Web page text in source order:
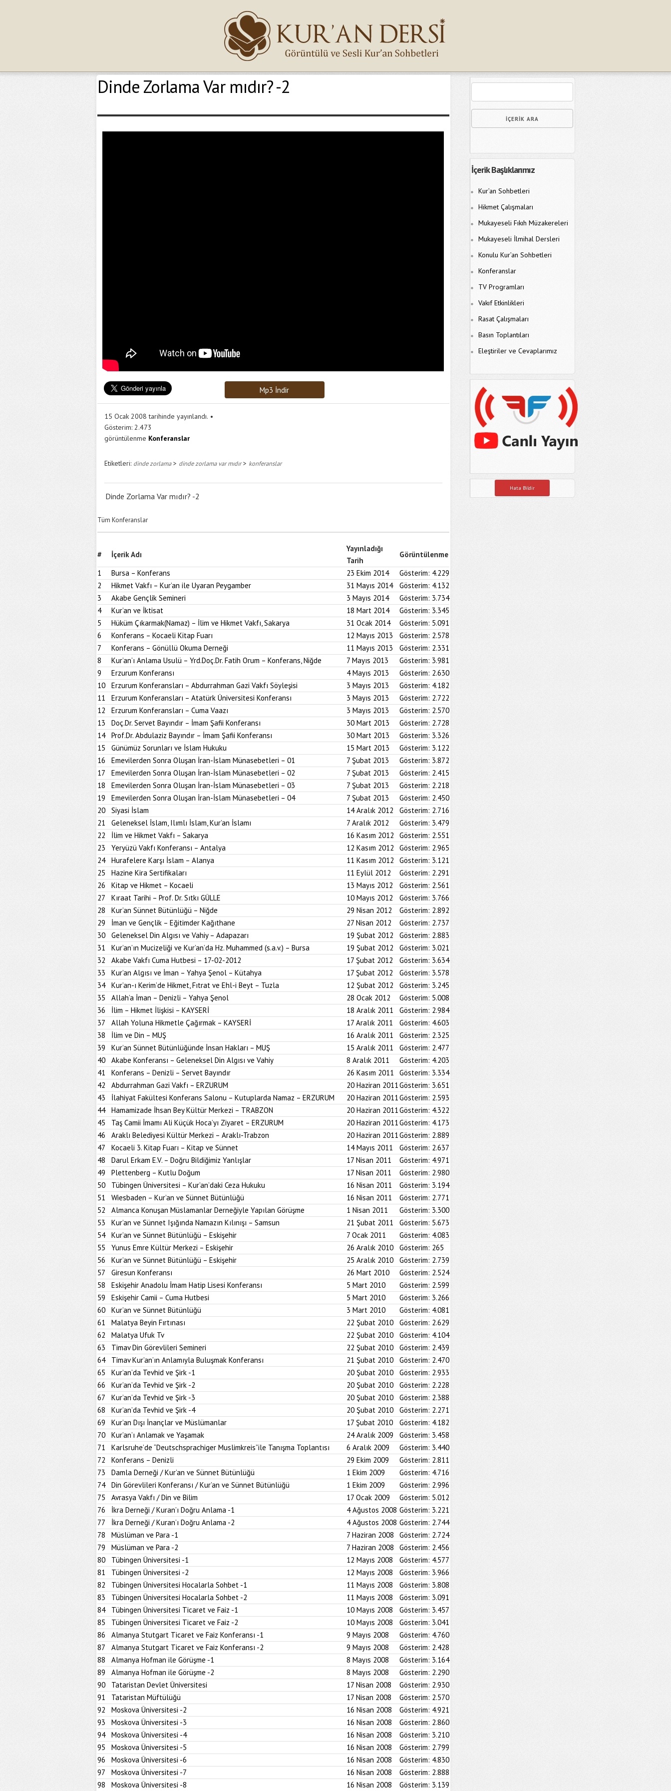
Dinde Zorlama Var mıdır? -2
Mp3 İndir
15 Ocak 2008 tarihinde yayınlandı.
Gösterim: 2.473
görüntülenme Konferanslar
Etiketleri: dinde zorlama> dinde zorlama var mıdır> konferanslar
Dinde Zorlama Var mıdır? -2
Tüm Konferanslar
# İçerik Adı
Yayınladığı
Tarih
Görüntülenme
1
Bursa – Konferans 23 Ekim 2014 Gösterim: 4.229
2
Hikmet Vakfı – Kur’an ile Uyaran Peygamber 31 Mayıs 2014 Gösterim: 4.132
3
Akabe Gençlik Semineri 3 Mayıs 2014 Gösterim: 3.734
4
Kur’an ve İktisat 18 Mart 2014 Gösterim: 3.345
5
Hüküm Çıkarmak(Namaz) – İlim ve Hikmet Vakfı, Sakarya 31 Ocak 2014 Gösterim: 5.091
6
Konferans – Kocaeli Kitap Fuarı 12 Mayıs 2013 Gösterim: 2.578
7
Konferans – Gönüllü Okuma Derneği 11 Mayıs 2013 Gösterim: 2.331
8
Kur’an’ı Anlama Usulü – Yrd.Doç.Dr. Fatih Orum – Konferans, Niğde 7 Mayıs 2013 Gösterim: 3.981
9
Erzurum Konferansı 4 Mayıs 2013 Gösterim: 2.630
10
Erzurum Konferansları – Abdurrahman Gazi Vakfı Söyleşisi 3 Mayıs 2013 Gösterim: 4.182
11
Erzurum Konferansları – Atatürk Üniversitesi Konferansı 3 Mayıs 2013 Gösterim: 2.722
12
Erzurum Konferansları – Cuma Vaazı 3 Mayıs 2013 Gösterim: 2.570
13
Doç.Dr. Servet Bayındır – İmam Şafii Konferansı 30 Mart 2013 Gösterim: 2.728
14
Prof.Dr. Abdulaziz Bayındır – İmam Şafii Konferansı 30 Mart 2013 Gösterim: 3.326
15
Günümüz Sorunları ve İslam Hukuku 15 Mart 2013 Gösterim: 3.122
16
Emevilerden Sonra Oluşan İran-İslam Münasebetleri – 01 7 Şubat 2013 Gösterim: 3.872
17
Emevilerden Sonra Oluşan İran-İslam Münasebetleri – 02 7 Şubat 2013 Gösterim: 2.415
18
Emevilerden Sonra Oluşan İran-İslam Münasebetleri – 03 7 Şubat 2013 Gösterim: 2.218
19
Emevilerden Sonra Oluşan İran-İslam Münasebetleri – 04 7 Şubat 2013 Gösterim: 2.450
20
Siyasi İslam 14 Aralık 2012 Gösterim: 2.716
21
Geleneksel İslam, Ilımlı İslam, Kur’an İslamı 7 Aralık 2012 Gösterim: 3.479
22
İlim ve Hikmet Vakfı – Sakarya 16 Kasım 2012 Gösterim: 2.551
23
Yeryüzü Vakfı Konferansı – Antalya 12 Kasım 2012 Gösterim: 2.965
24
Hurafelere Karşı İslam – Alanya 11 Kasım 2012 Gösterim: 3.121
25
Hazine Kira Sertifikaları 11 Eylül 2012 Gösterim: 2.291
26
Kitap ve Hikmet – Kocaeli 13 Mayıs 2012 Gösterim: 2.561
27
Kıraat Tarihi – Prof. Dr. Sıtkı GÜLLE 10 Mayıs 2012 Gösterim: 3.766
28
Kur’an Sünnet Bütünlüğü – Niğde 29 Nisan 2012 Gösterim: 2.892
29
İman ve Gençlik – Eğitimder Kağıthane 27 Nisan 2012 Gösterim: 2.737
30
Geleneksel Din Algısı ve Vahiy – Adapazarı 19 Şubat 2012 Gösterim: 2.883
31
Kur’an’ın Mucizeliği ve Kur’an’da Hz. Muhammed (s.a.v.) – Bursa 19 Şubat 2012 Gösterim: 3.021
32
Akabe Vakfı Cuma Hutbesi – 17-02-2012 17 Şubat 2012 Gösterim: 3.634
33
Kur’an Algısı ve İman – Yahya Şenol – Kütahya 17 Şubat 2012 Gösterim: 3.578
34
Kur’an-ı Kerim’de Hikmet, Fıtrat ve Ehl-i Beyt – Tuzla 12 Şubat 2012 Gösterim: 3.245
35
Allah’a İman – Denizli – Yahya Şenol 28 Ocak 2012 Gösterim: 5.008
36
İlim – Hikmet İlişkisi – KAYSERİ 18 Aralık 2011 Gösterim: 2.984
37
Allah Yoluna Hikmetle Çağırmak – KAYSERİ 17 Aralık 2011 Gösterim: 4.603
38
İlim ve Din – MUŞ 16 Aralık 2011 Gösterim: 2.325
39
Kur’an Sünnet Bütünlüğünde İnsan Hakları – MUŞ 15 Aralık 2011 Gösterim: 2.477
40
Akabe Konferansı – Geleneksel Din Algısı ve Vahiy 8 Aralık 2011 Gösterim: 4.203
41
Konferans – Denizli – Servet Bayındır 26 Kasım 2011 Gösterim: 3.334
42
Abdurrahman Gazi Vakfı – ERZURUM 20 Haziran 2011Gösterim: 3.651
43
İlahiyat Fakültesi Konferans Salonu – Kutuplarda Namaz – ERZURUM 20 Haziran 2011Gösterim: 2.593
44
Hamamizade İhsan Bey Kültür Merkezi – TRABZON 20 Haziran 2011Gösterim: 4.322
45
Taş Camii İmamı Ali Küçük Hoca’yı Ziyaret – ERZURUM 20 Haziran 2011Gösterim: 4.173
46
Araklı Belediyesi Kültür Merkezi – Araklı-Trabzon 20 Haziran 2011Gösterim: 2.889
47
Kocaeli 3. Kitap Fuarı – Kitap ve Sünnet 14 Mayıs 2011 Gösterim: 2.637
48
Darul Erkam E.V. – Doğru Bildiğimiz Yanlışlar 17 Nisan 2011 Gösterim: 4.971
49
Plettenberg – Kutlu Doğum 17 Nisan 2011 Gösterim: 2.980
50
Tübingen Üniversitesi – Kur’an’daki Ceza Hukuku 16 Nisan 2011 Gösterim: 3.194
51
Wiesbaden – Kur’an ve Sünnet Bütünlüğü 16 Nisan 2011 Gösterim: 2.771
52
Almanca Konuşan Müslamanlar Derneğiyle Yapılan Görüşme 1 Nisan 2011 Gösterim: 3.300
53
Kur’an ve Sünnet Işığında Namazın Kılınışı – Samsun 21 Şubat 2011 Gösterim: 5.673
54
Kur’an ve Sünnet Bütünlüğü – Eskişehir 7 Ocak 2011 Gösterim: 4.083
55
Yunus Emre Kültür Merkezi – Eskişehir 26 Aralık 2010 Gösterim: 265
56
Kur’an ve Sünnet Bütünlüğü – Eskişehir 25 Aralık 2010 Gösterim: 2.739
57
Giresun Konferansı 26 Mart 2010 Gösterim: 2.524
58
Eskişehir Anadolu İmam Hatip Lisesi Konferansı 5 Mart 2010 Gösterim: 2.599
59
Eskişehir Camii – Cuma Hutbesi 5 Mart 2010 Gösterim: 3.266
60
Kur’an ve Sünnet Bütünlüğü 3 Mart 2010 Gösterim: 4.081
61
Malatya Beyin Fırtınası 22 Şubat 2010 Gösterim: 2.629
62
Malatya Ufuk Tv 22 Şubat 2010 Gösterim: 4.104
63
Timav Din Görevlileri Semineri 22 Şubat 2010 Gösterim: 2.439
64
Timav Kur’an’ın Anlamıyla Buluşmak Konferansı 21 Şubat 2010 Gösterim: 2.470
65
Kur’an’da Tevhid ve Şirk -1 20 Şubat 2010 Gösterim: 2.933
66
Kur’an’da Tevhid ve Şirk -2 20 Şubat 2010 Gösterim: 2.228
67
Kur’an’da Tevhid ve Şirk -3 20 Şubat 2010 Gösterim: 2.388
68
Kur’an’da Tevhid ve Şirk -4 20 Şubat 2010 Gösterim: 2.271
69
Kur’an Dışı İnançlar ve Müslümanlar 17 Şubat 2010 Gösterim: 4.182
70
Kur’an’ı Anlamak ve Yaşamak 24 Aralık 2009 Gösterim: 3.458
71
Karlsruhe’de “Deutschsprachiger Muslimkreis”ile Tanışma Toplantısı 6 Aralık 2009 Gösterim: 3.440
72
Konferans – Denizli 29 Ekim 2009 Gösterim: 2.811
73
Damla Derneği / Kur’an ve Sünnet Bütünlüğü 1 Ekim 2009 Gösterim: 4.716
74
Din Görevlileri Konferansı / Kur’an ve Sünnet Bütünlüğü 1 Ekim 2009 Gösterim: 2.996
75
Avrasya Vakfı / Din ve Bilim 17 Ocak 2009 Gösterim: 5.012
76
İkra Derneği / Kuran’ı Doğru Anlama -1 4 Ağustos 2008 Gösterim: 3.221
77
İkra Derneği / Kuran’ı Doğru Anlama -2 4 Ağustos 2008 Gösterim: 2.744
78
Müslüman ve Para -1 7 Haziran 2008 Gösterim: 2.724
79
Müslüman ve Para -2 7 Haziran 2008 Gösterim: 2.456
80
Tübingen Üniversitesi -1 12 Mayıs 2008 Gösterim: 4.577
81
Tübingen Üniversitesi -2 12 Mayıs 2008 Gösterim: 3.966
82
Tübingen Üniversitesi Hocalarla Sohbet -1 11 Mayıs 2008 Gösterim: 3.808
83
Tübingen Üniversitesi Hocalarla Sohbet -2 11 Mayıs 2008 Gösterim: 3.091
84
Tübingen Üniversitesi Ticaret ve Faiz -1 10 Mayıs 2008 Gösterim: 3.457
85
Tübingen Üniversitesi Ticaret ve Faiz -2 10 Mayıs 2008 Gösterim: 3.041
86
Almanya Stutgart Ticaret ve Faiz Konferansı -1 9 Mayıs 2008 Gösterim: 4.760
87
Almanya Stutgart Ticaret ve Faiz Konferansı -2 9 Mayıs 2008 Gösterim: 2.428
88
Almanya Hofman ile Görüşme -1 8 Mayıs 2008 Gösterim: 3.164
89
Almanya Hofman ile Görüşme -2 8 Mayıs 2008 Gösterim: 2.290
90
Tataristan Devlet Üniversitesi 17 Nisan 2008 Gösterim: 2.930
91
Tataristan Müftülüğü 17 Nisan 2008 Gösterim: 2.570
92
Moskova Üniversitesi -2 16 Nisan 2008 Gösterim: 4.921
93
Moskova Üniversitesi -3 16 Nisan 2008 Gösterim: 2.860
94
Moskova Üniversitesi -4 16 Nisan 2008 Gösterim: 3.210
95
Moskova Üniversitesi -5 16 Nisan 2008 Gösterim: 2.799
96
Moskova Üniversitesi -6 16 Nisan 2008 Gösterim: 4.830
97
Moskova Üniversitesi -7 16 Nisan 2008 Gösterim: 2.888
98
Moskova Üniversitesi -8 16 Nisan 2008 Gösterim: 3.139
İçerik Başlıklarımız
Kur’an Sohbetleri
Hikmet Çalışmaları
Mukayeseli Fıkıh Müzakereleri
Mukayeseli İlmihal Dersleri
Konulu Kur’an Sohbetleri
Konferanslar
TV Programları
Vakıf Etkinlikleri
Rasat Çalışmaları
Basın Toplantıları
Eleştiriler ve Cevaplarımız
Hata Bildir